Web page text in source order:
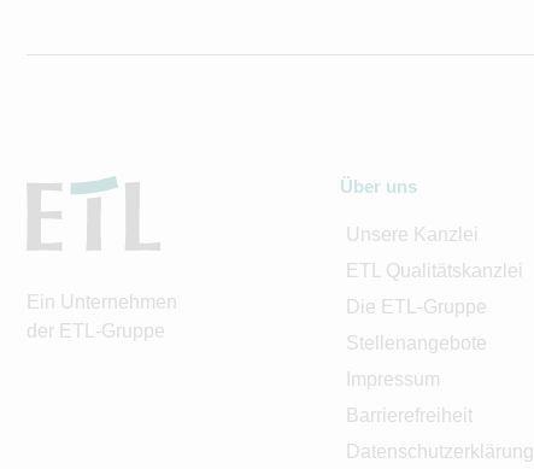
Ein Unternehmen
der ETL-Gruppe
Über uns
Unsere Kanzlei
ETL Qualitätskanzlei
Die ETL-Gruppe
Stellenangebote
Impressum
Barrierefreiheit
Datenschutzerklärung